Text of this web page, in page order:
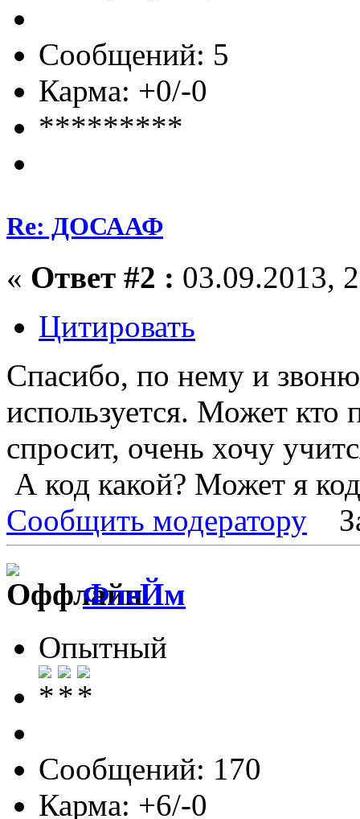
Сообщений: 5
Карма: +0/-0
*********
Re: ДОСААФ
« Ответ #2 : 03.09.2013,
Цитировать
Спасибо, по нему и
используется. Может кто
спросит, очень хочу
А код какой? Может я
Сообщить модератору
ФлеЙм
Опытный
Сообщений: 170
Карма: +6/-0